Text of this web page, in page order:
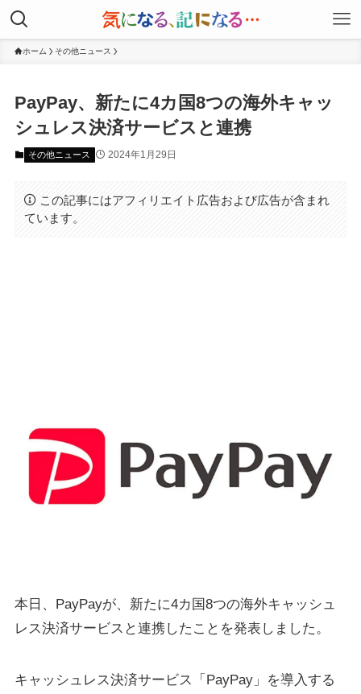
ホーム その他ニュース
PayPay、新たに4カ国8つの海外キャッ
シュレス決済サービスと連携
その他ニュース 2024年1月29日
この記事にはアフィリエイト広告および広告が含まれ
ています。
本日、PayPayが、新たに4カ国8つの海外キャッシュ
レス決済サービスと連携したことを発表しました。
キャッシュレス決済サービス「PayPay」を導入する